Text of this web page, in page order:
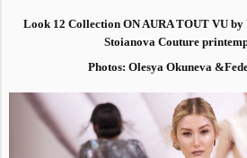
Look 12 Collection ON AURA TOUT VU
Stoianova Couture
Photos: Olesya Okuneva